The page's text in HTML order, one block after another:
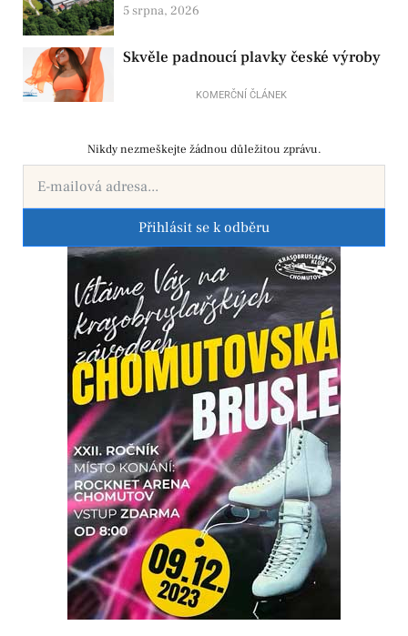
pomůže seniorům i nemocným
5 srpna, 2026
Skvěle padnoucí plavky české výroby
KOMERČNÍ ČLÁNEK
Nikdy nezmeškejte žádnou důležitou zprávu.
Přihlásit se k odběru